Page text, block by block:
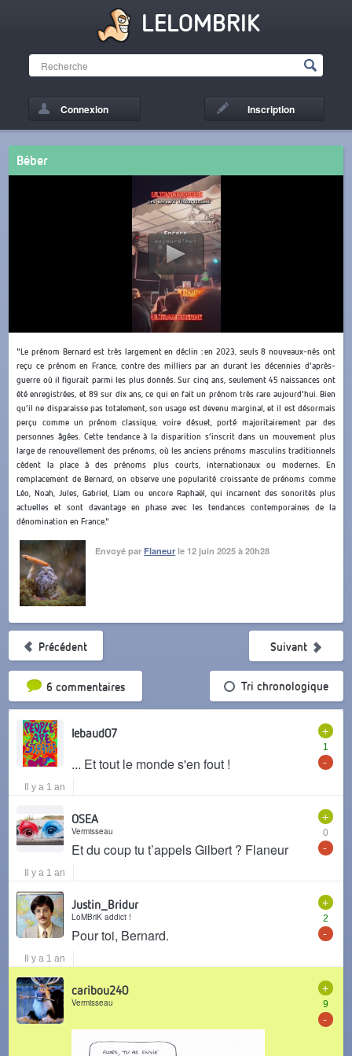
LELOMBRIK
Connexion Inscription
Béber
"Le prénom Bernard est très largement en déclin : en 2023, seuls 8 nouveaux-nés ont
reçu ce prénom en France, contre des milliers par an durant les décennies d’après-
guerre où il figurait parmi les plus donnés. Sur cinq ans, seulement 45 naissances ont
été enregistrées, et 89 sur dix ans, ce qui en fait un prénom très rare aujourd’hui. Bien
qu’il ne disparaisse pas totalement, son usage est devenu marginal, et il est désormais
perçu comme un prénom classique, voire désuet, porté majoritairement par des
personnes âgées. Cette tendance à la disparition s’inscrit dans un mouvement plus
large de renouvellement des prénoms, où les anciens prénoms masculins traditionnels
cèdent la place à des prénoms plus courts, internationaux ou modernes. En
remplacement de Bernard, on observe une popularité croissante de prénoms comme
Léo, Noah, Jules, Gabriel, Liam ou encore Raphaël, qui incarnent des sonorités plus
actuelles et sont davantage en phase avec les tendances contemporaines de la
dénomination en France."
Envoyé parFlaneur le 12 juin 2025 à 20h28
Précédent
6 commentairesTri par popularité Tri chronologique
Suivant
+
1
-
lebaud07
... Et tout le monde s'en fout !
Il y a 1 an
+
0
-
OSEA
Vermisseau
Et du coup tu t’appels Gilbert ? Flaneur
Il y a 1 an
+
2
-
Justin_Bridur
LoMBriK addict !
Pour toi, Bernard.
Il y a 1 an
+
9
-
caribou240
Vermisseau